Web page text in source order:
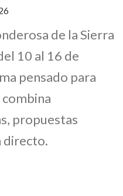
de la Sierra
10 al 16 de
pensado para
propuestas
directo.